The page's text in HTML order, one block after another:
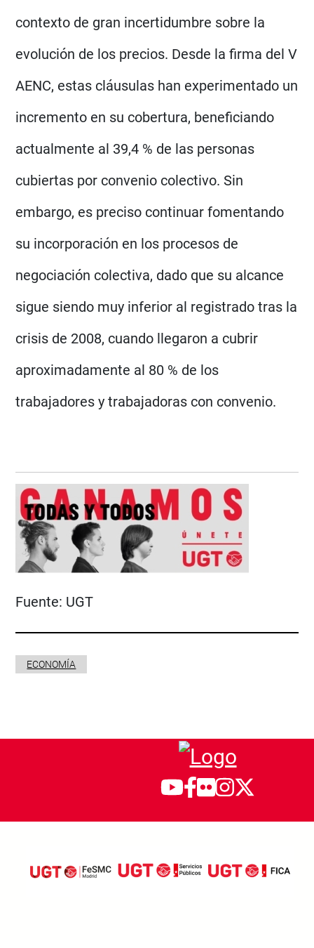
contexto de gran incertidumbre sobre la
evolución de los precios. Desde la firma del V
AENC, estas cláusulas han experimentado un
incremento en su cobertura, beneficiando
actualmente al 39,4 % de las personas
cubiertas por convenio colectivo. Sin
embargo, es preciso continuar fomentando
su incorporación en los procesos de
negociación colectiva, dado que su alcance
sigue siendo muy inferior al registrado tras la
crisis de 2008, cuando llegaron a cubrir
aproximadamente al 80 % de los
trabajadores y trabajadoras con convenio.
Fuente: UGT
ECONOMÍA